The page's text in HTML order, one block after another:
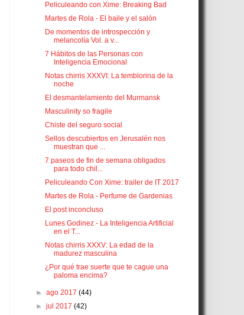
Peliculeando con Xime: Breaking Bad
Martes de Rola - El baile y el salón
De momentos de introspección y
melancolía Vol. a v...
7 Hábitos de las Personas con
Inteligencia Emocional
Notas chirris XXXVI: La temblorina de la
noche
El desmantelamiento del Murmansk
Masculinity so fragile
Chiste del seguro social
Sellos descubiertos en Jerusalén nos
muestran que ...
7 paseos de fin de semana obligados
para todo chil...
Peliculeando Con Xime: trailer de IT 2017
Martes de Rola - Perfume de Gardenias
El post inconcluso
Lunes Godinez - La Inteligencia Artificial
en el T...
Notas chirris XXXV: La edad de la
madurez masculina
¿Por qué trae suerte que te cague una
paloma encima?
►ago 2017(44)
►jul 2017(42)